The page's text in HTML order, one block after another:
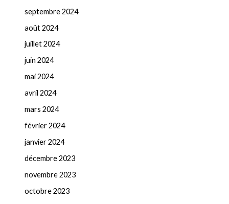
septembre 2024
août 2024
juillet 2024
juin 2024
mai 2024
avril 2024
mars 2024
février 2024
janvier 2024
décembre 2023
novembre 2023
octobre 2023